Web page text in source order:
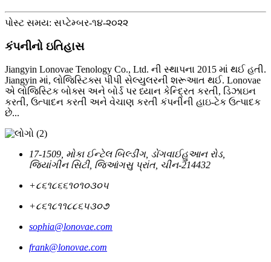
પોસ્ટ સમય: સપ્ટેમ્બર-૧૪-૨૦૨૨
કંપનીનો ઇતિહાસ
Jiangyin Lonovae Tenology Co., Ltd. ની સ્થાપના 2015 માં થઈ હતી.
Jiangyin માં, લોજિસ્ટિક્સ પીપી સેલ્યુલરની શરૂઆત થઈ. Lonovae
એ લોજિસ્ટિક બોક્સ અને બોર્ડ પર ધ્યાન કેન્દ્રિત કરતી, ડિઝાઇન
કરતી, ઉત્પાદન કરતી અને વેચાણ કરતી કંપનીની હાઇ-ટેક ઉત્પાદક
છે...
17-1509, મોકા ઈન્ટેલ બિલ્ડીંગ, ડોંગવાઈહુઆન રોડ,
જિયાંગીન સિટી, જિઆંગસુ પ્રાંત, ચીન-214432
+૮૬૧૮૬૬૧૦૧૦૩૦૫
+૮૬૧૮૧૧૮૮૬૫૩૦૭
sophia@lonovae.com
frank@lonovae.com